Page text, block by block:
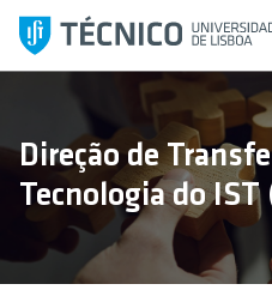
l
a
Direção de
Tecnologia do IST